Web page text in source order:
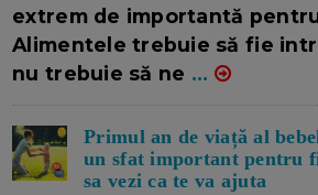
extrem de importantă
Alimentele trebuie să fie
nu trebuie să ne ...
Primul an de viață al
un sfat important pentru
sa vezi ca te va ajuta